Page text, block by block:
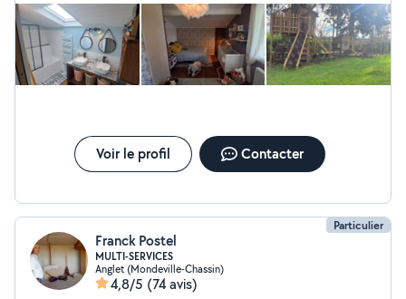
Voir le profil Contacter
Particulier
Franck Postel
MULTI-SERVICES
Anglet (Mondeville-Chassin)
4,8/5 (74 avis)